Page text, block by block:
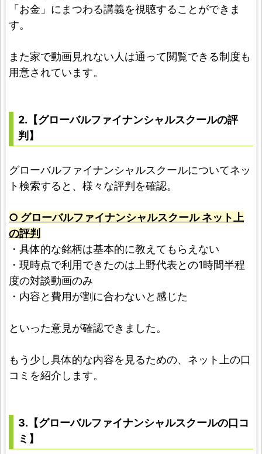
「お金」にまつわる講義を視聴することができま
す。
また家で動画見れない人は通って閲覧できる制度も
用意されています。
2.【グローバルファイナンシャルスクールの評
判】
グローバルファイナンシャルスクールについてネッ
ト検索すると、様々な評判を確認。
○ グローバルファイナンシャルスクール ネット上
の評判
・具体的な銘柄は基本的に教えてもらえない
・現時点で利用できたのは上野代表との1時間半程
度の対談動画のみ
・内容と費用が割に合わないと感じた
といった意見が確認できました。
もう少し具体的な内容を見るための、ネット上の口
コミを紹介します。
3.【グローバルファイナンシャルスクールの口コ
ミ】